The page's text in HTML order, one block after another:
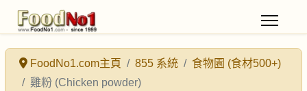
FoodNo1.com主頁 855 系統
食物園 (食材500+)
雞粉 (Chicken powder)